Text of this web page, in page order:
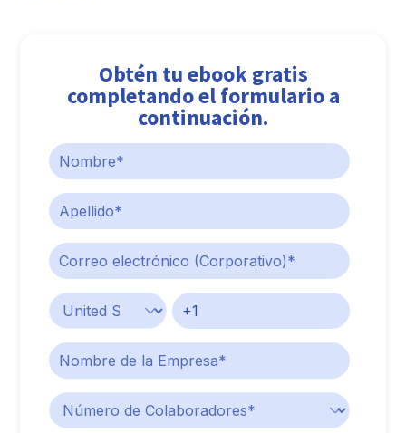
Obtén tu ebook gratis
completando el formulario a
continuación.